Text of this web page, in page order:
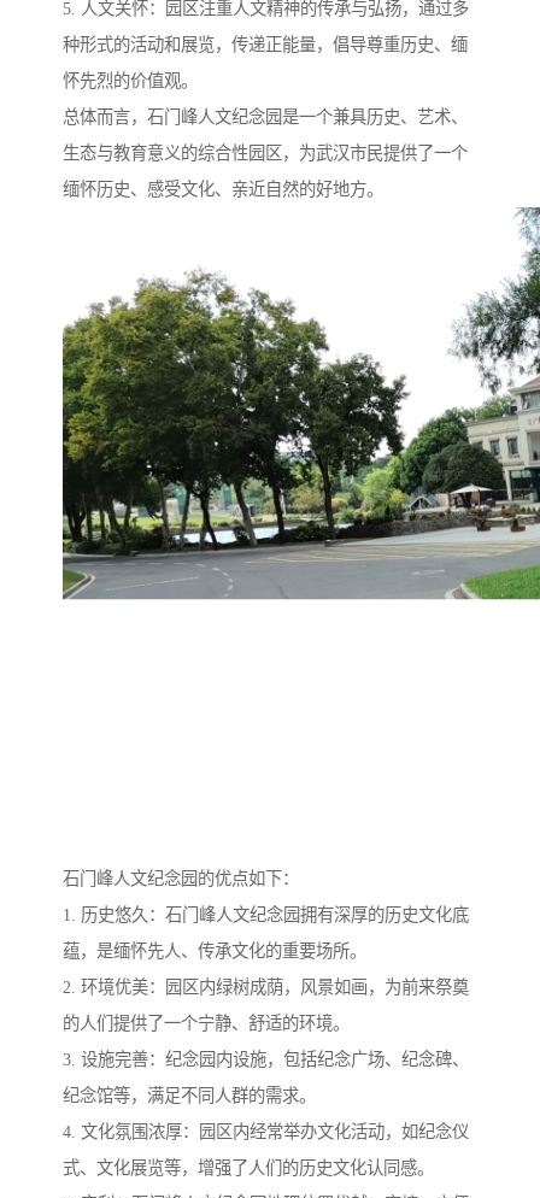
5. 人文关怀：园区注重人文精神的传承与弘扬，通过多
种形式的活动和展览，传递正能量，倡导尊重历史、缅
怀先烈的价值观。
总体而言，石门峰人文纪念园是一个兼具历史、艺术、
生态与教育意义的综合性园区，为武汉市民提供了一个
缅怀历史、感受文化、亲近自然的好地方。
石门峰人文纪念园的优点如下：
1. 历史悠久：石门峰人文纪念园拥有深厚的历史文化底
蕴，是缅怀先人、传承文化的重要场所。
2. 环境优美：园区内绿树成荫，风景如画，为前来祭奠
的人们提供了一个宁静、舒适的环境。
3. 设施完善：纪念园内设施，包括纪念广场、纪念碑、
纪念馆等，满足不同人群的需求。
4. 文化氛围浓厚：园区内经常举办文化活动，如纪念仪
式、文化展览等，增强了人们的历史文化认同感。